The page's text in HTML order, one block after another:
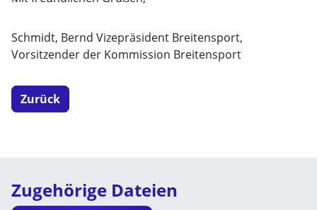
Schmidt, Bernd Vizepräsident Breitensport,
Vorsitzender der Kommission Breitensport
Zurück
Zugehörige Dateien